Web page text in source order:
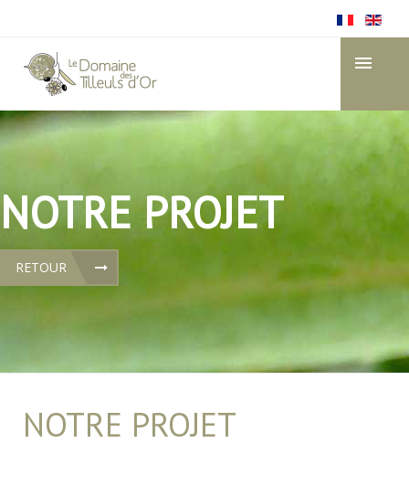
NOTRE PROJET
RETOUR
NOTRE PROJET